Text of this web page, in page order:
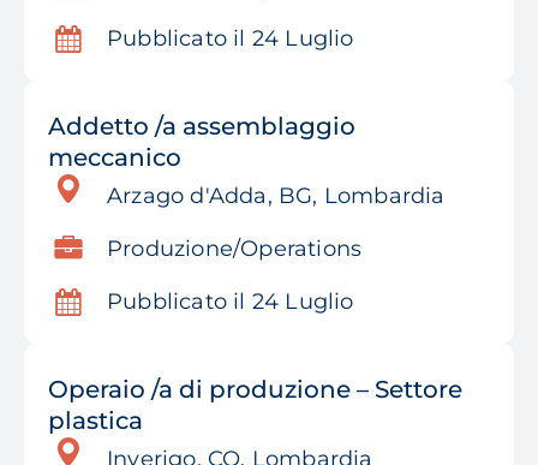
Pubblicato il 24 Luglio
Addetto /a assemblaggio
meccanico
Arzago d'Adda, BG, Lombardia
Produzione/Operations
Pubblicato il 24 Luglio
Operaio /a di produzione – Settore
plastica
Inverigo, CO, Lombardia